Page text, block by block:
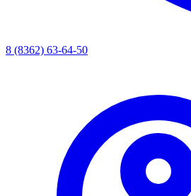
8 (8362) 63-64-50